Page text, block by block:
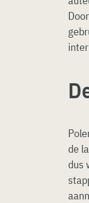
de
dus